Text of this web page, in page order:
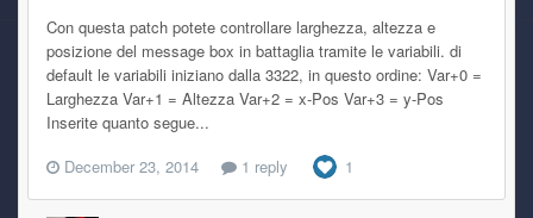
Con questa patch potete controllare larghezza, altezza e
posizione del message box in battaglia tramite le variabili. di
default le variabili iniziano dalla 3322, in questo ordine: Var+0 =
Larghezza Var+1 = Altezza Var+2 = x-Pos Var+3 = y-Pos
Inserite quanto segue...
December 23, 2014
1 reply 1